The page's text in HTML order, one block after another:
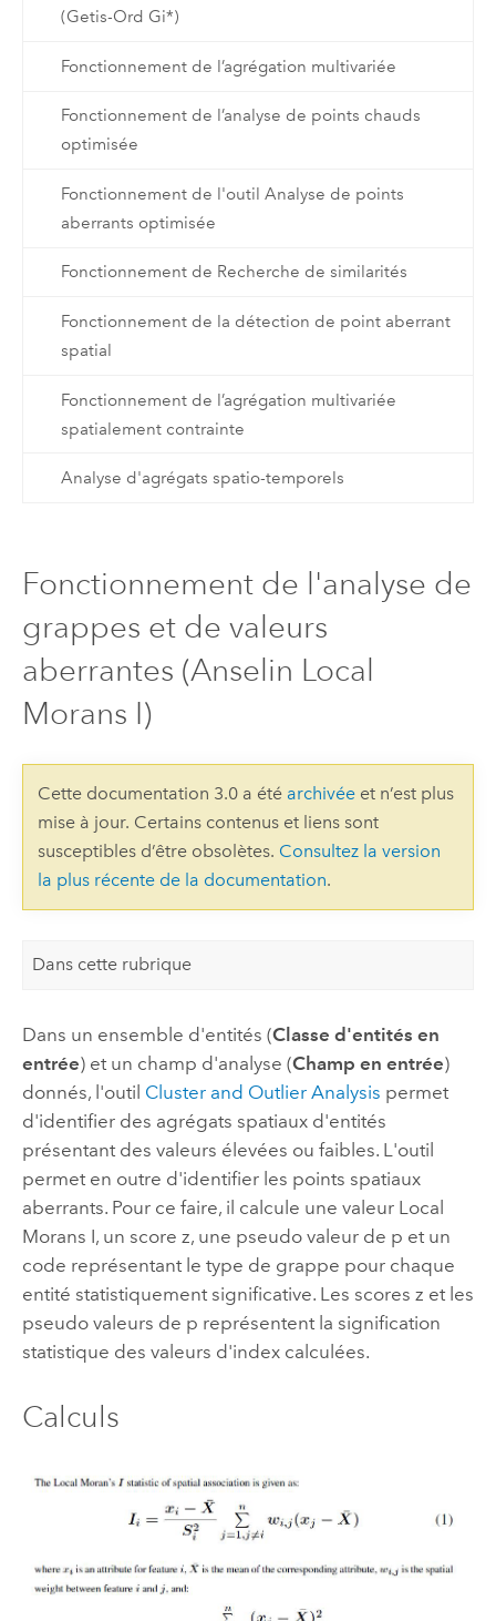
(Getis-Ord Gi*)
Fonctionnement de l’agrégation multivariée
Fonctionnement de l’analyse de points chauds
optimisée
Fonctionnement de l'outil Analyse de points
aberrants optimisée
Fonctionnement de Recherche de similarités
Fonctionnement de la détection de point aberrant
spatial
Fonctionnement de l’agrégation multivariée
spatialement contrainte
Analyse d'agrégats spatio-temporels
Fonctionnement de l'analyse de
grappes et de valeurs
aberrantes (Anselin Local
Morans I)
Cette documentation 3.0 a été archivéeet n’est plus
mise à jour. Certains contenus et liens sont
susceptibles d’être obsolètes. Consultez la version
la plus récente de la documentation.
Dans cette rubrique
Dans un ensemble d'entités (Classe d'entités en
entrée) et un champ d'analyse (Champ en entrée)
donnés, l'outil Cluster and Outlier Analysis permet
d'identifier des agrégats spatiaux d'entités
présentant des valeurs élevées ou faibles. L'outil
permet en outre d'identifier les points spatiaux
aberrants. Pour ce faire, il calcule une valeur Local
Morans I, un score z, une pseudo valeur de p et un
code représentant le type de grappe pour chaque
entité statistiquement significative. Les scores z et les
pseudo valeurs de p représentent la signification
statistique des valeurs d'index calculées.
Calculs